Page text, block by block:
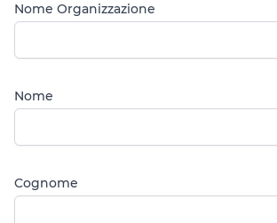
Nome Organizzazione
Nome
Cognome